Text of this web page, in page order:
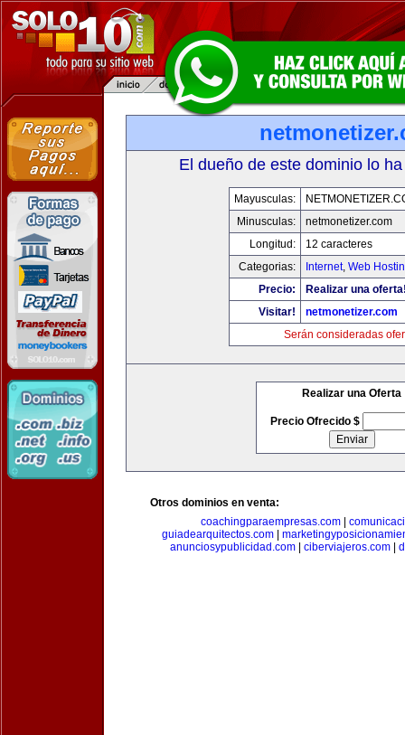
El dueño de este dominio lo
Mayusculas:
Minusculas:
netmonetizer.com
Longitud:
12 caracteres
Categorias:
Internet, Web
Precio:
Realizar una
Visitar!
netmonetizer.com
Serán consideradas
Realizar una Oferta
Precio Ofrecido $
Otros dominios en venta:
coachingparaempresas.com|
guiadearquitectos.com
anunciosypublicidad.com| ciberviajeros.com|